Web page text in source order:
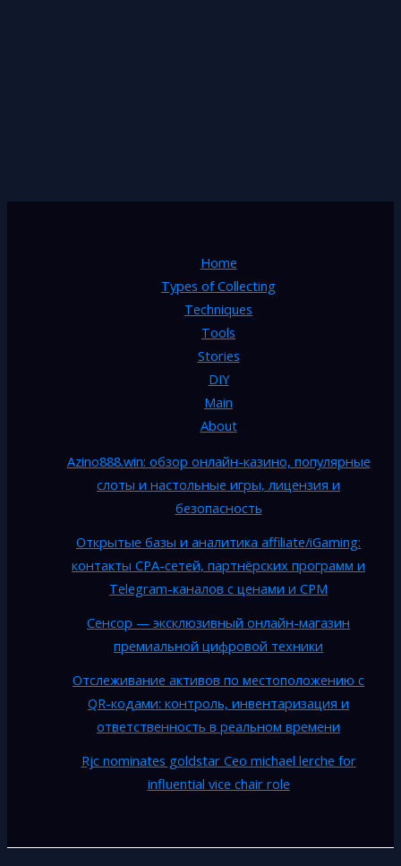
Home
Types of Collecting
Techniques
Tools
Stories
DIY
Main
About
Azino888.win: обзор онлайн-казино, популярные
слоты и настольные игры, лицензия и
безопасность
Открытые базы и аналитика affiliate/iGaming:
контакты CPA-сетей, партнёрских программ и
Telegram-каналов с ценами и CPM
Сенсор — эксклюзивный онлайн-магазин
премиальной цифровой техники
Отслеживание активов по местоположению с
QR-кодами: контроль, инвентаризация и
ответственность в реальном времени
Rjc nominates goldstar Ceo michael lerche for
influential vice chair role